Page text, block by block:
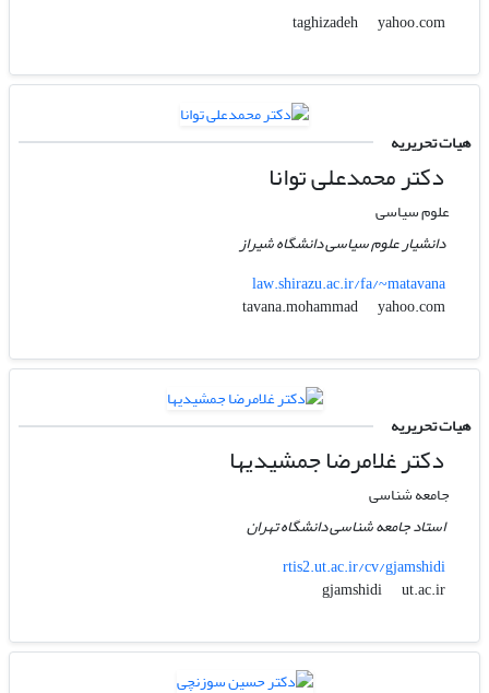
taghizadeh
yahoo.com
هیات تحریریه
دکتر محمدعلی توانا
علوم سیاسی
دانشیار علوم سیاسی دانشگاه شیراز
law.shirazu.ac.ir/fa/~matavana
tavana.mohammad
yahoo.com
هیات تحریریه
دکتر غلامرضا جمشیدیها
جامعه شناسی
استاد جامعه شناسی دانشگاه تهران
rtis2.ut.ac.ir/cv/gjamshidi
gjamshidi
ut.ac.ir